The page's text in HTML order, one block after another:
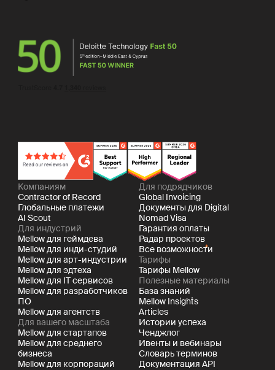
Компаниям
Contractor of Record
Глобальные платежи
AI Scout
Для индустрий
Mellow для геймдева
Mellow для инди-студий
Mellow для арт-индустрии
Mellow для эдтеха
Mellow для IT сервисов
Mellow для разработчиков
ПО
Mellow для агентств
Для вашего масштаба
Mellow для стартапов
Mellow для среднего
бизнеса
Mellow для корпораций
Для подрядчиков
Global Invoicing
Документы для Digital
Nomad Visa
Гарантия оплаты
Радар проектов
Все возможности
Тарифы
Тарифы Mellow
Полезные материалы
База знаний
Mellow Insights
Articles
Истории успеха
Ченджлог
Ивенты и вебинары
Словарь терминов
Документация API